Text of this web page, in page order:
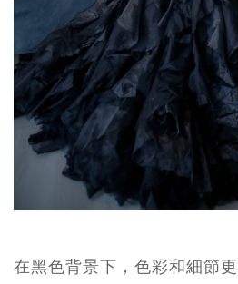
在黑色背景下，色彩和細節